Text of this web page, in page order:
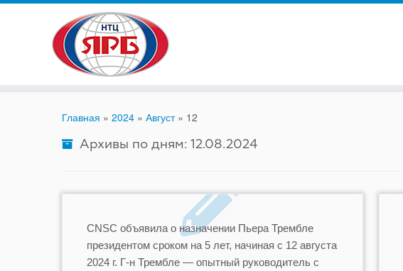
Skip
Главная » 2024 » Август » 12
Архивы по дням: 12.08.2024
CNSC объявила о назначении Пьера Трембле
президентом сроком на 5 лет, начиная с 12 августа
2024 г. Г-н Трембле — опытный руководитель с